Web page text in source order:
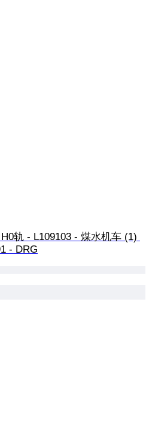
H0轨 - L109103 - 煤水机车 (1)
- DRG